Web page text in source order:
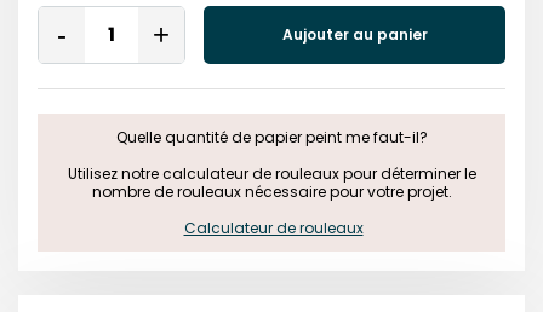
Quantity
Remove
One
Add
One
Aujouter au panier
Quelle quantité de papier peint me faut-il?
Utilisez notre calculateur de rouleaux pour déterminer le
nombre de rouleaux nécessaire pour votre projet.
Calculateur de rouleaux